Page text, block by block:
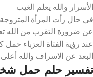
الأسرار والله يعلم الغيب
في حال رأت المرأة
عن ضرورة التقرب من الله
عند رؤية الفتاة العزباء
البعد عن الاسراف والله
تفسير حلم حمل